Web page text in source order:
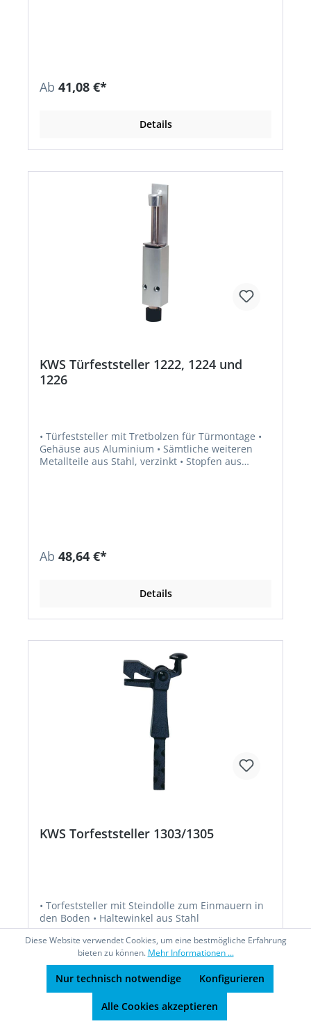
Ab 41,08 €*
Details
KWS Türfeststeller 1222, 1224 und
1226
• Türfeststeller mit Tretbolzen für Türmontage •
Gehäuse aus Aluminium • Sämtliche weiteren
Metallteile aus Stahl, verzinkt • Stopfen aus
Ab 48,64 €*
Details
KWS Torfeststeller 1303/1305
• Torfeststeller mit Steindolle zum Einmauern in
den Boden • Haltewinkel aus Stahl
Diese Website verwendet Cookies, um eine bestmögliche Erfahrung
bieten zu können. Mehr Informationen ...
Nur technisch notwendige Konfigurieren
Alle Cookies akzeptieren